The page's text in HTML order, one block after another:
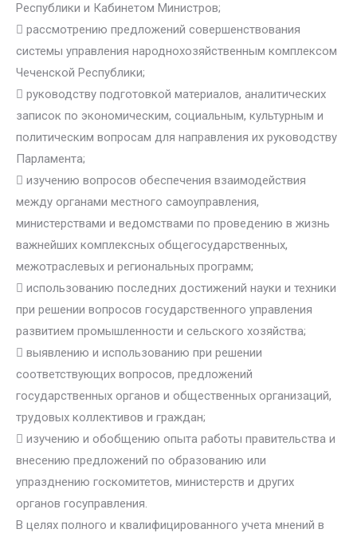
Республики и Кабинетом Министров;
 рассмотрению предложений совершенствования
системы управления народнохозяйственным комплексом
Чеченской Республики;
 руководству подготовкой материалов, аналитических
записок по экономическим, социальным, культурным и
политическим вопросам для направления их руководству
Парламента;
 изучению вопросов обеспечения взаимодействия
между органами местного самоуправления,
министерствами и ведомствами по проведению в жизнь
важнейших комплексных общегосударственных,
межотраслевых и региональных программ;
 использованию последних достижений науки и техники
при решении вопросов государственного управления
развитием промышленности и сельского хозяйства;
 выявлению и использованию при решении
соответствующих вопросов, предложений
государственных органов и общественных организаций,
трудовых коллективов и граждан;
 изучению и обобщению опыта работы правительства и
внесению предложений по образованию или
упразднению госкомитетов, министерств и других
органов госуправления.
В целях полного и квалифицированного учета мнений в